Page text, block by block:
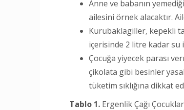
Anne ve babanın
ailesini örnek alacaktır.
Kurubaklagiller, kepekli
içerisinde 2 litre kadar su
Çocuğa yiyecek parası
çikolata gibi besinler
tüketim sıklığına dikkat
Tablo 1. Ergenlik Çağı